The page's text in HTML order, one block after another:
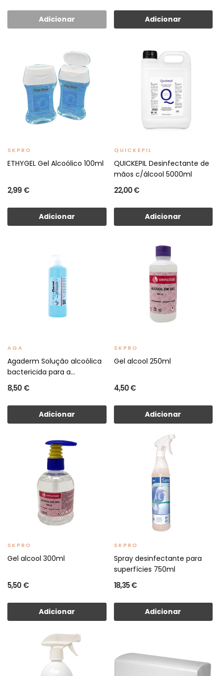
Adicionar Adicionar
SKPRO
ETHYGEL Gel Alcoólico 100ml
2,99 €
Adicionar
QUICKEPIL
QUICKEPIL Desinfectante de
mãos c/álcool 5000ml
22,00 €
Adicionar
AGA
Agaderm Solução alcoólica
bactericida para a...
8,50 €
Adicionar
SKPRO
Gel alcool 250ml
4,50 €
Adicionar
SKPRO
Gel alcool 300ml
5,50 €
Adicionar
SKPRO
Spray desinfectante para
superfícies 750ml
18,35 €
Adicionar